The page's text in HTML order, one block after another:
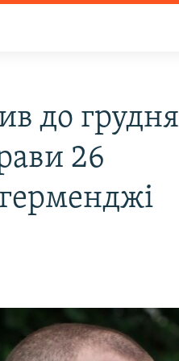
до грудня
26